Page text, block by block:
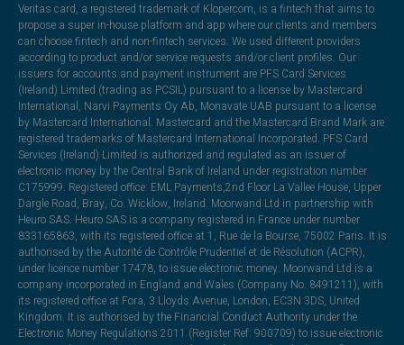
Veritas card, a registered trademark of Klopercom, is a fintech that aims to
propose a super in-house platform and app where our clients and members
can choose fintech and non-fintech services. We used different providers
according to product and/or service requests and/or client profiles. Our
issuers for accounts and payment instrument are PFS Card Services
(Ireland) Limited (trading as PCSIL) pursuant to a license by Mastercard
International, Narvi Payments Oy Ab, Monavate UAB pursuant to a license
by Mastercard International. Mastercard and the Mastercard Brand Mark are
registered trademarks of Mastercard International Incorporated. PFS Card
Services (Ireland) Limited is authorized and regulated as an issuer of
electronic money by the Central Bank of Ireland under registration number
C175999. Registered office: EML Payments,2nd Floor La Vallee House, Upper
Dargle Road, Bray, Co. Wicklow, Ireland. Moorwand Ltd in partnership with
Heuro SAS. Heuro SAS is a company registered in France under number
833165863, with its registered office at 1, Rue de la Bourse, 75002 Paris. It is
authorised by the Autorité de Contrôle Prudentiel et de Résolution (ACPR),
under licence number 17478, to issue electronic money. Moorwand Ltd is a
company incorporated in England and Wales (Company No. 8491211), with
its registered office at Fora, 3 Lloyds Avenue, London, EC3N 3DS, United
Kingdom. It is authorised by the Financial Conduct Authority under the
Electronic Money Regulations 2011 (Register Ref: 900709) to issue electronic